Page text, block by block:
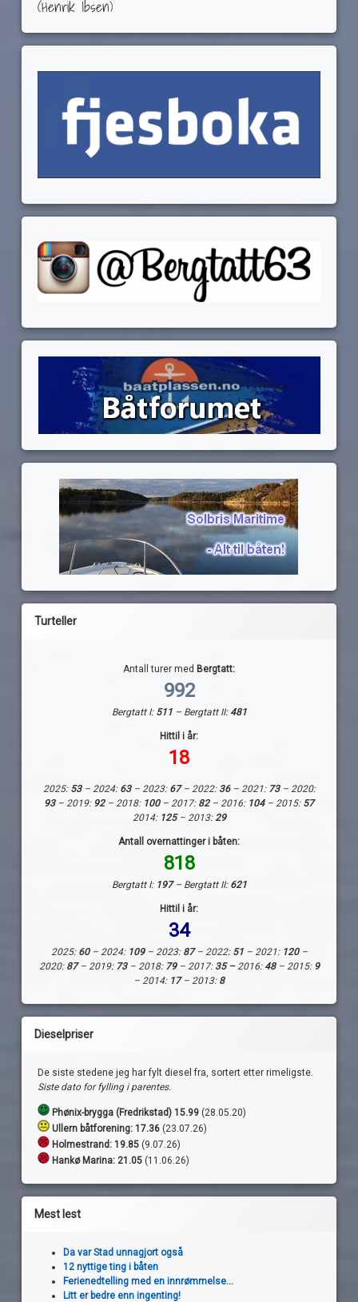
(Henrik Ibsen)
Turteller
Antall turer med Bergtatt:
992
Bergtatt I: 511 – Bergtatt II:481
Hittil i år:
18
2025: 53– 2024:63– 2023: 67– 2022: 36– 2021: 73– 2020:
93– 2019: 92– 2018: 100 – 2017: 82– 2016: 104– 2015: 57
2014: 125– 2013:29
Antall overnattinger i båten:
818
Bergtatt I: 197– Bergtatt II: 621
Hittil i år:
34
2025: 60– 2024: 109– 2023: 87– 2022: 51– 2021: 120–
2020: 87– 2019: 73– 2018: 79– 2017: 35 –2016:48– 2015: 9
– 2014: 17– 2013: 8
Dieselpriser
De siste stedene jeg har fylt diesel fra, sortert etter rimeligste.
Siste dato for fylling i parentes.
Phønix-brygga (Fredrikstad) 15.99 (28.05.20)
Ullern båtforening: 17.36 (23.07.26)
Holmestrand: 19.85 (9.07.26)
Hankø Marina: 21.05 (11.06.26)
Mest lest
Da var Stad unnagjort også
12 nyttige ting i båten
Ferienedtelling med en innrømmelse...
Litt er bedre enn ingenting!